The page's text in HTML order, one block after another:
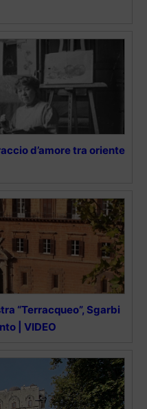
d’amore tra oriente
“Terracqueo”, Sgarbi
| VIDEO